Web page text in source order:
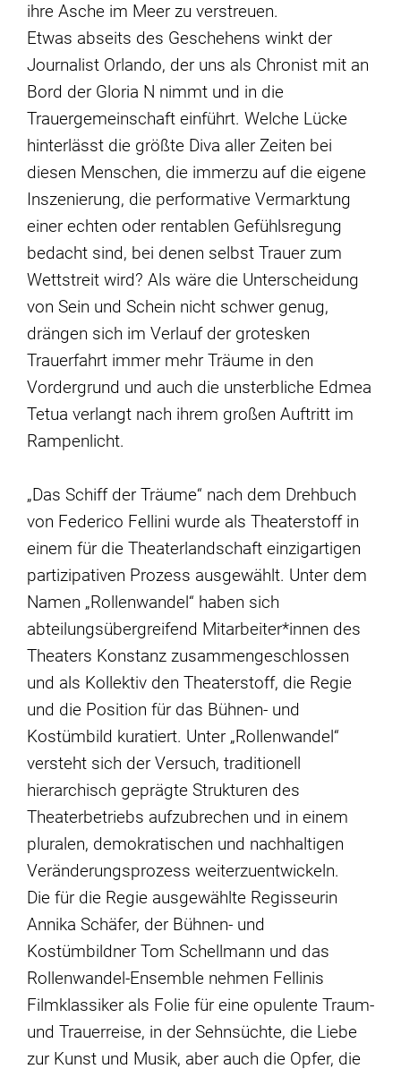
ihre Asche im Meer zu verstreuen.
Etwas abseits des Geschehens winkt der
Journalist Orlando, der uns als Chronist mit an
Bord der Gloria N nimmt und in die
Trauergemeinschaft einführt. Welche Lücke
hinterlässt die größte Diva aller Zeiten bei
diesen Menschen, die immerzu auf die eigene
Inszenierung, die performative Vermarktung
einer echten oder rentablen Gefühlsregung
bedacht sind, bei denen selbst Trauer zum
Wettstreit wird? Als wäre die Unterscheidung
von Sein und Schein nicht schwer genug,
drängen sich im Verlauf der grotesken
Trauerfahrt immer mehr Träume in den
Vordergrund und auch die unsterbliche Edmea
Tetua verlangt nach ihrem großen Auftritt im
Rampenlicht.
„Das Schiff der Träume“ nach dem Drehbuch
von Federico Fellini wurde als Theaterstoff in
einem für die Theaterlandschaft einzigartigen
partizipativen Prozess ausgewählt. Unter dem
Namen „Rollenwandel“ haben sich
abteilungsübergreifend Mitarbeiter*innen des
Theaters Konstanz zusammengeschlossen
und als Kollektiv den Theaterstoff, die Regie
und die Position für das Bühnen- und
Kostümbild kuratiert. Unter „Rollenwandel“
versteht sich der Versuch, traditionell
hierarchisch geprägte Strukturen des
Theaterbetriebs aufzubrechen und in einem
pluralen, demokratischen und nachhaltigen
Veränderungsprozess weiterzuentwickeln.
Die für die Regie ausgewählte Regisseurin
Annika Schäfer, der Bühnen- und
Kostümbildner Tom Schellmann und das
Rollenwandel-Ensemble nehmen Fellinis
Filmklassiker als Folie für eine opulente Traum-
und Trauerreise, in der Sehnsüchte, die Liebe
zur Kunst und Musik, aber auch die Opfer, die